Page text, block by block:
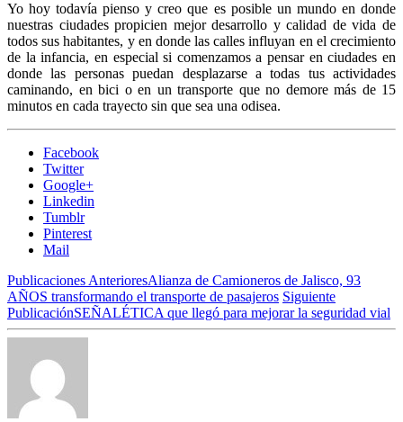
Yo hoy todavía pienso y creo que es posible un mundo en donde
nuestras ciudades propicien mejor desarrollo y calidad de vida de
todos sus habitantes, y en donde las calles influyan en el crecimiento
de la infancia, en especial si comenzamos a pensar en ciudades en
donde las personas puedan desplazarse a todas tus actividades
caminando, en bici o en un transporte que no demore más de 15
minutos en cada trayecto sin que sea una odisea.
Facebook
Twitter
Google+
Linkedin
Tumblr
Pinterest
Mail
Publicaciones AnterioresAlianza de Camioneros de Jalisco, 93
AÑOS transformando el transporte de pasajeros Siguiente
PublicaciónSEÑALÉTICA que llegó para mejorar la seguridad vial